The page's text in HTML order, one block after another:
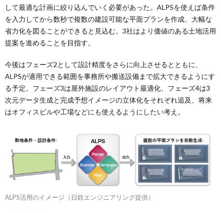
して最適な計画に絞り込んでいく必要があった。ALPSを使えば条件
を入力してから数秒で複数の建設可能な平面プランを作成、大幅な
省力化を図ることができると見込む。3社はより価値のある土地活用
提案を進めることを目指す。
今後はフェーズ2として設計精度をさらに向上させるとともに、
ALPSが適用できる範囲を事務所や搬送設備まで拡大できるようにす
る予定。フェーズ3は屋外施設のレイアウト最適化、フェーズ4は3
次元データ生成と完成予想イメージの立体化をそれぞれ追及、将来
はオフィスビルや工場などにも使えるようにしたい考え。
ALPS活用のイメージ（日鉄エンジニアリング提供）